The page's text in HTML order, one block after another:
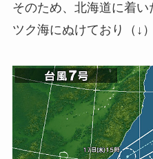
そのため、北海道に着
ツク海にぬけており（↓）